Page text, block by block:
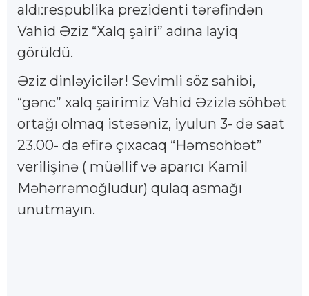
aldı:respublika prezidenti tərəfindən
Vahid Əziz “Xalq şairi” adına layiq
görüldü.
Əziz dinləyicilər! Sevimli söz sahibi,
“gənc” xalq şairimiz Vahid Əzizlə söhbət
ortağı olmaq istəsəniz, iyulun 3- də saat
23.00- da efirə çıxacaq “Həmsöhbət”
verilişinə ( müəllif və aparıcı Kamil
Məhərrəmoğludur) qulaq asmağı
unutmayın.